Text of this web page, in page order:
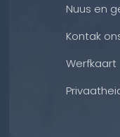
Nuus en
Kontak
Werfkaart